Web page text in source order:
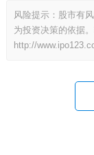
风险提示：股市有
为投资决策的依据
http://